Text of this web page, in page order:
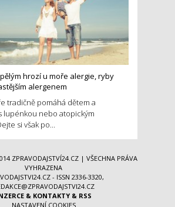
hrozí u moře alergie, ryby
alergenem
tradičně pomáhá dětem a
lupénkou nebo atopickým
si však po...
ZPRAVODAJSTVÍ24.CZ | VŠECHNA PRÁVA
VYHRAZENA
- ISSN 2336-3320,
& KONTAKTY& RSS
NASTAVENÍ COOKIES